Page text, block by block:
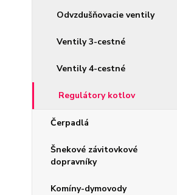
Odvzdušňovacie ventily
Ventily 3-cestné
Ventily 4-cestné
Regulátory kotlov
Čerpadlá
Šnekové závitovkové
dopravníky
Komíny-dymovody